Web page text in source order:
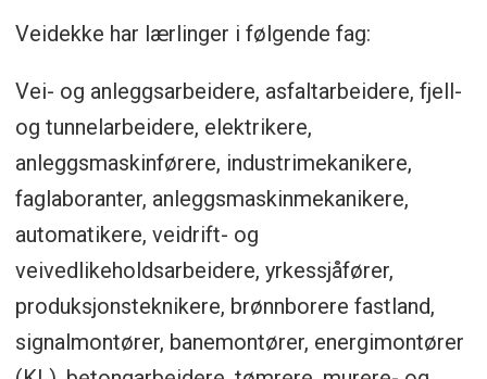
Veidekke har lærlinger i følgende fag:
Vei- og anleggsarbeidere, asfaltarbeidere, fjell-
og tunnelarbeidere, elektrikere,
anleggsmaskinførere, industrimekanikere,
faglaboranter, anleggsmaskin­mekanikere,
automatikere, veidrift- og
veivedlikeholdsarbeidere, yrkessjåfører,
produksjons­teknikere, brønnborere fastland,
signalmontører, banemontører, energimontører